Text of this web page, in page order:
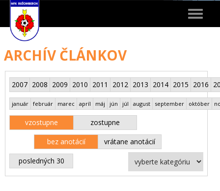
Toggle
ARCHÍV ČLÁNKOV
2007 2008 2009 2010 2011 2012 2013 2014 2015 2016
január február marec apríl máj jún júl august september október
vzostupne zostupne
bez anotácií vrátane anotácií
posledných 30